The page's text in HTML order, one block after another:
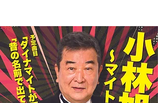
SS席（1階・２階前方席） 10,000円
S席（２階後方席）8,000円
A席 （３階席）5,000円
【場所】
浅草公会堂
〒111-0032　東京都台東区浅草1-38-6
【チケット販売】